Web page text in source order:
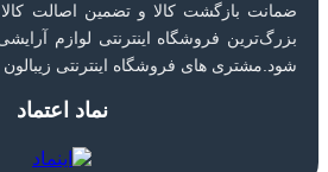
ضمانت بازگشت کالا و تضمین اصالت
بزرگ‌ترین فروشگاه اینترنتی لوازم
شود.مشتری های فروشگاه اینترنتی
نماد اعتماد